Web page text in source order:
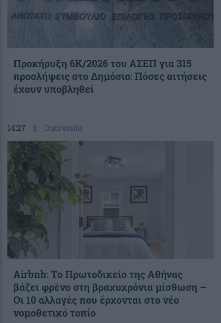
Προκήρυξη 6Κ/2026 του ΑΣΕΠ για 315
προσλήψεις στο Δημόσιο: Πόσες αιτήσεις
έχουν υποβληθεί
14:27 || Οικονομία
Airbnb: Το Πρωτοδικείο της Αθήνας
βάζει φρένο στη βραχυχρόνια μίσθωση –
Οι 10 αλλαγές που έρχονται στο νέο
νομοθετικό τοπίο